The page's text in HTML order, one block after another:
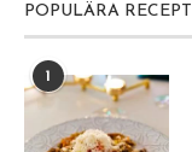
POPULÄRA RECEPT
1